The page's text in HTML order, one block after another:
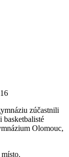
zúčastnili
basketbalisté
Olomouc,